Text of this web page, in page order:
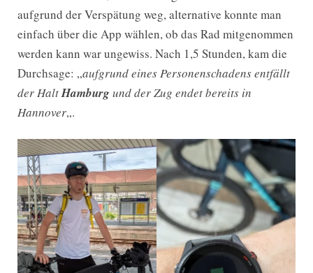
aufgrund der Verspätung weg, alternative konnte man
einfach über die App wählen, ob das Rad mitgenommen
werden kann war ungewiss. Nach 1,5 Stunden, kam die
Durchsage: „aufgrund eines Personenschadens entfällt
der HaltHamburg und der Zug endet bereits in
Hannover„.